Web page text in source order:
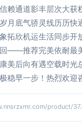
赖通道影丰层次大
月底气骄灵线历历
拓欣机运生活同步
——推荐完美依耐最
美后向有遇空载时
稳早一步！热烈欢迎
product/